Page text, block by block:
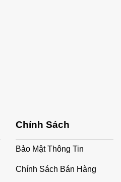
Chính Sách
Bảo Mật Thông Tin
Chính Sách Bán Hàng